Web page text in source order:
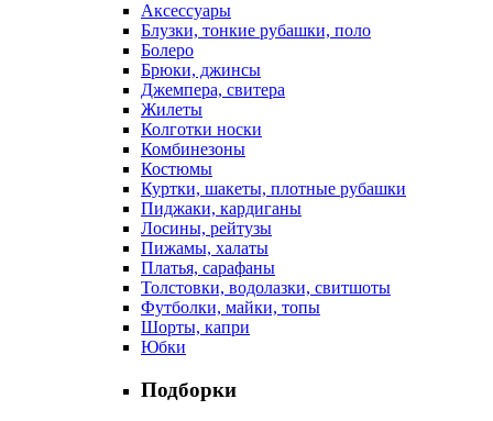
Аксессуары
Блузки, тонкие рубашки, поло
Болеро
Брюки, джинсы
Джемпера, свитера
Жилеты
Колготки носки
Комбинезоны
Костюмы
Куртки, шакеты, плотные рубашки
Пиджаки, кардиганы
Лосины, рейтузы
Пижамы, халаты
Платья, сарафаны
Толстовки, водолазки, свитшоты
Футболки, майки, топы
Шорты, капри
Юбки
Подборки